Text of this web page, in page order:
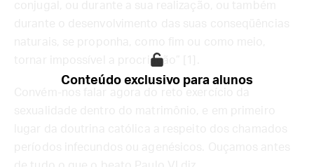
tornar impossível a procriação” [1].
Conteúdo exclusivo para alunos